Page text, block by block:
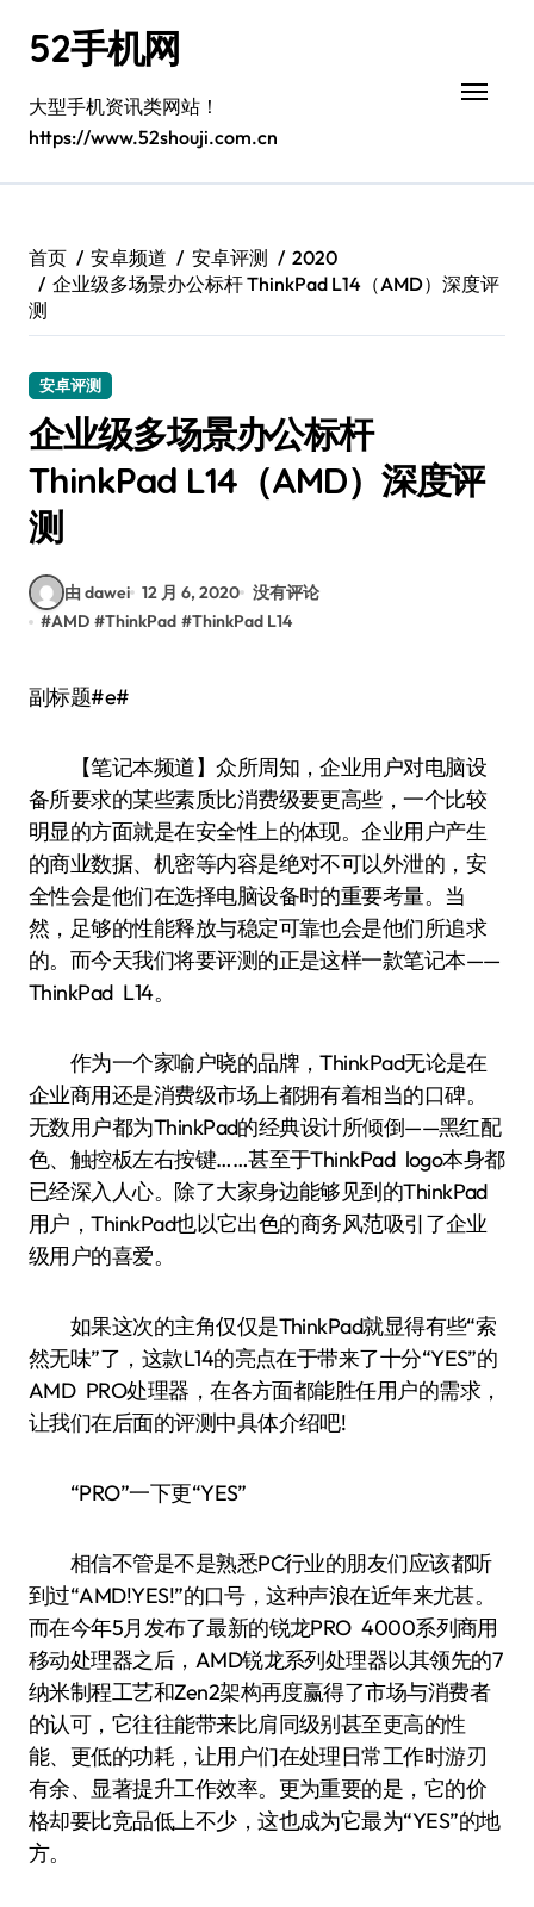
52手机网
大型手机资讯类网站！
https://www.52shouji.com.cn
首页 安卓频道 安卓评测
2020
企业级多场景办公标杆 ThinkPad L14（AMD）深度评
测
安卓评测
企业级多场景办公标杆
ThinkPad L14（AMD）深度评
测
由 dawei 12 月 6, 2020 没有评论
#AMD #ThinkPad #ThinkPad L14
副标题#e#
【笔记本频道】众所周知，企业用户对电脑设
备所要求的某些素质比消费级要更高些，一个比较
明显的方面就是在安全性上的体现。企业用户产生
的商业数据、机密等内容是绝对不可以外泄的，安
全性会是他们在选择电脑设备时的重要考量。当
然，足够的性能释放与稳定可靠也会是他们所追求
的。而今天我们将要评测的正是这样一款笔记本——
ThinkPad L14。
作为一个家喻户晓的品牌，ThinkPad无论是在
企业商用还是消费级市场上都拥有着相当的口碑。
无数用户都为ThinkPad的经典设计所倾倒——黑红配
色、触控板左右按键……甚至于ThinkPad logo本身都
已经深入人心。除了大家身边能够见到的ThinkPad
用户，ThinkPad也以它出色的商务风范吸引了企业
级用户的喜爱。
如果这次的主角仅仅是ThinkPad就显得有些“索
然无味”了，这款L14的亮点在于带来了十分“YES”的
AMD PRO处理器，在各方面都能胜任用户的需求，
让我们在后面的评测中具体介绍吧!
“PRO”一下更“YES”
相信不管是不是熟悉PC行业的朋友们应该都听
到过“AMD!YES!”的口号，这种声浪在近年来尤甚。
而在今年5月发布了最新的锐龙PRO 4000系列商用
移动处理器之后，AMD锐龙系列处理器以其领先的7
纳米制程工艺和Zen2架构再度赢得了市场与消费者
的认可，它往往能带来比肩同级别甚至更高的性
能、更低的功耗，让用户们在处理日常工作时游刃
有余、显著提升工作效率。更为重要的是，它的价
格却要比竞品低上不少，这也成为它最为“YES”的地
方。